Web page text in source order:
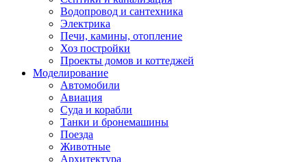
Водопровод и сантехника
Электрика
Печи, камины, отопление
Хоз постройки
Проекты домов и коттеджей
Моделирование
Автомобили
Авиация
Суда и корабли
Танки и бронемашины
Поезда
Животные
Архитектура